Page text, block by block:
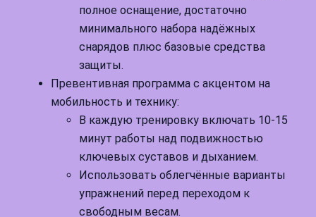
полное оснащение, достаточно
минимального набора надёжных
снарядов плюс базовые средства
защиты.
Превентивная программа с акцентом на
мобильность и технику:
В каждую тренировку включать 10-15
минут работы над подвижностью
ключевых суставов и дыханием.
Использовать облегчённые варианты
упражнений перед переходом к
свободным весам.